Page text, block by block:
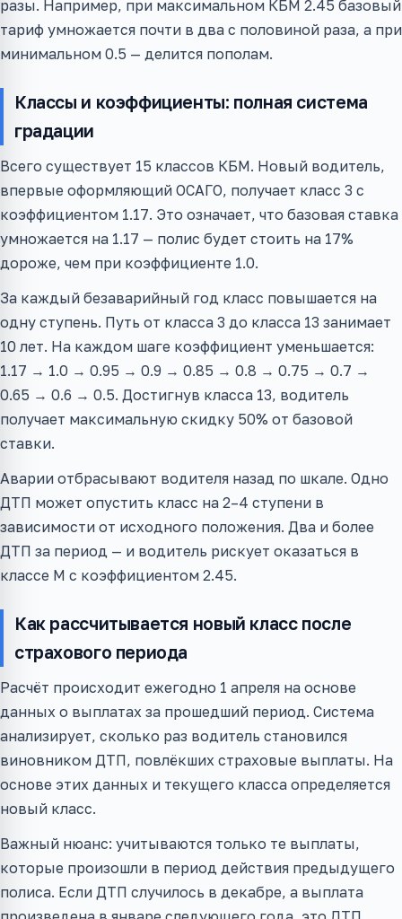
разы. Например, при максимальном КБМ 2.45 базовый
тариф умножается почти в два с половиной раза, а при
минимальном 0.5 — делится пополам.
Классы и коэффициенты: полная система
градации
Всего существует 15 классов КБМ. Новый водитель,
впервые оформляющий ОСАГО, получает класс 3 с
коэффициентом 1.17. Это означает, что базовая ставка
умножается на 1.17 — полис будет стоить на 17%
дороже, чем при коэффициенте 1.0.
За каждый безаварийный год класс повышается на
одну ступень. Путь от класса 3 до класса 13 занимает
10 лет. На каждом шаге коэффициент уменьшается:
1.17 → 1.0 → 0.95 → 0.9 → 0.85 → 0.8 → 0.75 → 0.7 →
0.65 → 0.6 → 0.5. Достигнув класса 13, водитель
получает максимальную скидку 50% от базовой
ставки.
Аварии отбрасывают водителя назад по шкале. Одно
ДТП может опустить класс на 2–4 ступени в
зависимости от исходного положения. Два и более
ДТП за период — и водитель рискует оказаться в
классе M с коэффициентом 2.45.
Как рассчитывается новый класс после
страхового периода
Расчёт происходит ежегодно 1 апреля на основе
данных о выплатах за прошедший период. Система
анализирует, сколько раз водитель становился
виновником ДТП, повлёкших страховые выплаты. На
основе этих данных и текущего класса определяется
новый класс.
Важный нюанс: учитываются только те выплаты,
которые произошли в период действия предыдущего
полиса. Если ДТП случилось в декабре, а выплата